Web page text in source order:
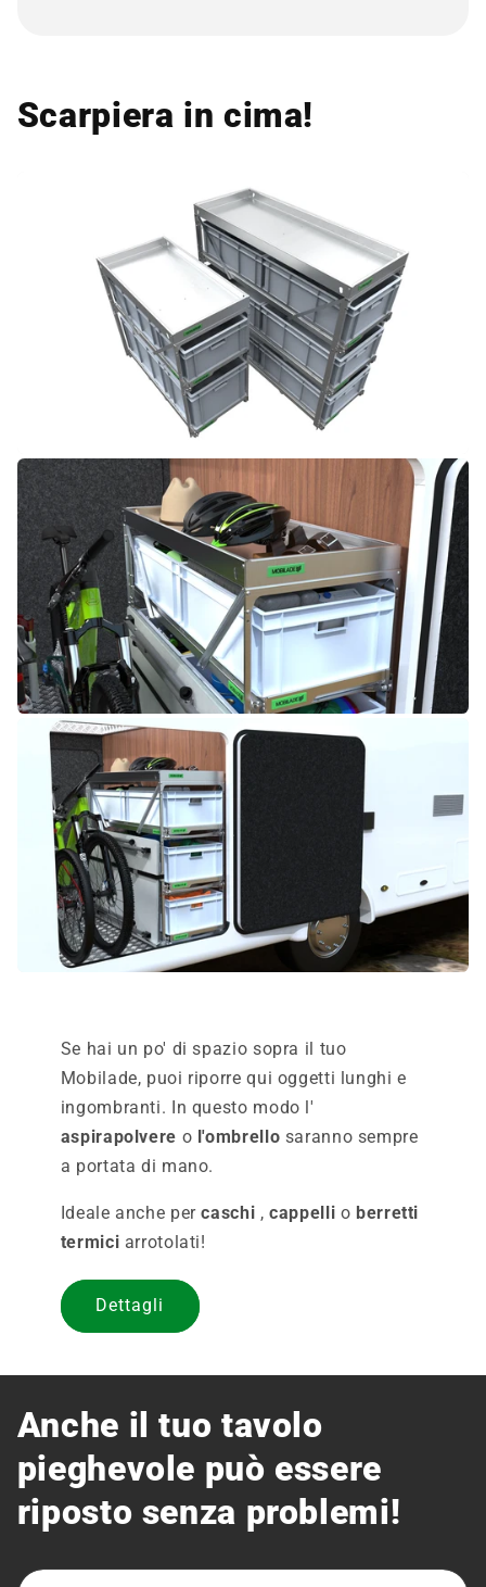
Scarpiera in cima!
Se hai un po' di spazio sopra il tuo
Mobilade, puoi riporre qui oggetti lunghi e
ingombranti. In questo modo l'
aspirapolvere o l'ombrello saranno sempre
a portata di mano.
Ideale anche percaschi ,cappelli o berretti
termici arrotolati!
Dettagli
Anche il tuo tavolo
pieghevole può essere
riposto senza problemi!